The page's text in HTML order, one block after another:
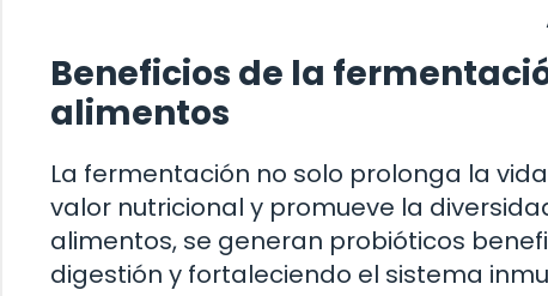
Beneficios de la
alimentos
La fermentación no solo prolonga la
valor nutricional y promueve la
alimentos, se generan probióticos
digestión y fortaleciendo el sistema